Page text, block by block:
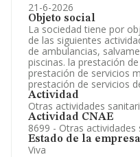
21-6-2026
Objeto social
La sociedad tiene por
de las siguientes
de ambulancias,
piscinas. la prestación
prestación de servicios
prestación de servicios
Actividad
Otras actividades
Actividad CNAE
8699 - Otras actividades
Estado de la empresa
Viva